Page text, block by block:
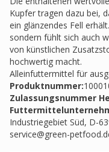
Kupfer tragen dazu bei,
ein glänzendes Fell
sondern fühlt sich auch
von künstlichen
hochwertig macht.
Alleinfuttermittel für
Produktnummer:
Zulassungsnummer
Industriegebiet Süd, D-
service@green-